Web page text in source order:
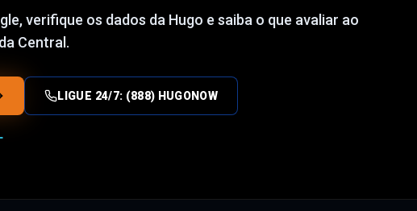
verifique os dados da Hugo e saiba o que avaliar ao
Central.
LIGUE 24/7: (888) HUGONOW